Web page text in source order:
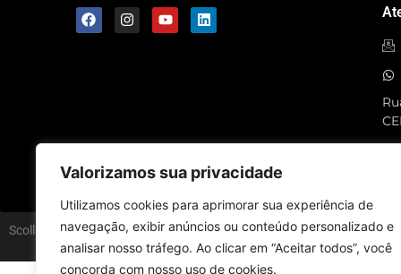
Valorizamos sua privacidade
Utilizamos cookies para aprimorar sua experiência de
navegação, exibir anúncios ou conteúdo personalizado e
analisar nosso tráfego. Ao clicar em “Aceitar todos”, você
concorda com nosso uso de cookies.
Scolla © – Todos os Direitos Reservados